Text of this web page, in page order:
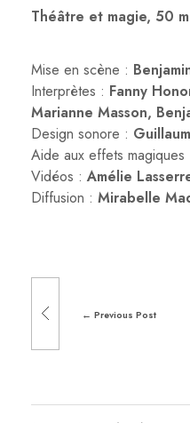
Théâtre et magie, 50
Mise en scène :
Interprètes : Fanny
Marianne Masson,
Design sonore :
Aide aux effets magiques
Vidéos : Amélie
Diffusion : Mirabelle
Previous Post